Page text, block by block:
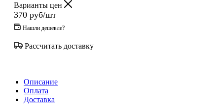
Варианты цен
370 руб/шт
Нашли дешевле?
Рассчитать доставку
Описание
Оплата
Доставка